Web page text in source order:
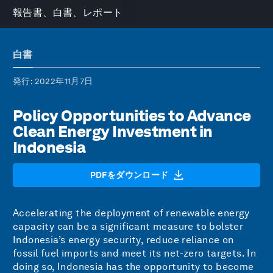
報告書、白書、レポート
白書
発行: 2022年11月7日
Policy Opportunities to Advance
Clean Energy Investment in
Indonesia
PDFをダウンロード
Accelerating the deployment of renewable energy
capacity can be a significant measure to bolster
Indonesia’s energy security, reduce reliance on
fossil fuel imports and meet its net-zero targets. In
doing so, Indonesia has the opportunity to become